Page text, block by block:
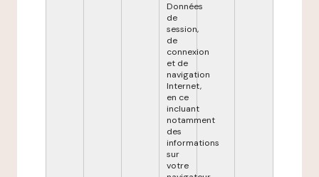
Données
de
session,
de
connexion
et de
navigation
Internet,
en ce
incluant
notamment
des
informations
sur
votre